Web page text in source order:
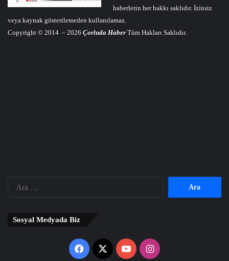
haberlerin her hakkı saklıdır. İzinsiz
veya kaynak gösterilemeden kullanılamaz.
Copyright © 2014 – 2026 Çorluda Haber Tüm Hakları Saklıdır.
Sosyal Medyada Biz
Facebook
X YouTubeInstagram